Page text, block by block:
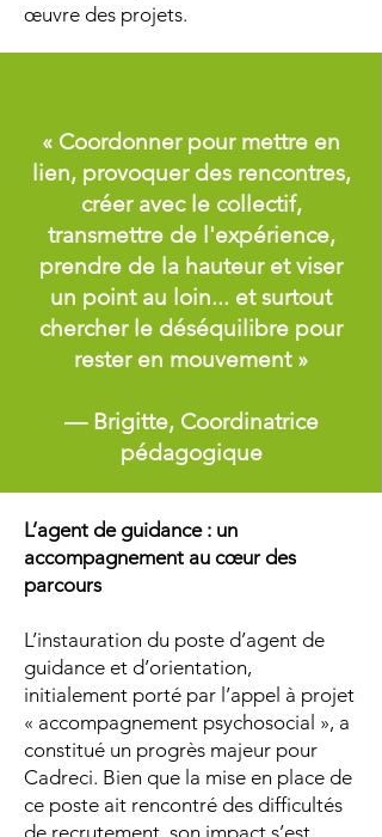
œuvre des projets.
« Coordonner pour mettre en
lien, provoquer des rencontres,
créer avec le collectif,
transmettre de l'expérience,
prendre de la hauteur et viser
un point au loin... et surtout
chercher le déséquilibre pour
rester en mouvement »
— Brigitte, Coordinatrice
pédagogique
L’agent de guidance : un
accompagnement au cœur des
parcours
L’instauration du poste d’agent de
guidance et d’orientation,
initialement porté par l’appel à projet
« accompagnement psychosocial », a
constitué un progrès majeur pour
Cadreci. Bien que la mise en place de
ce poste ait rencontré des difficultés
de recrutement, son impact s’est